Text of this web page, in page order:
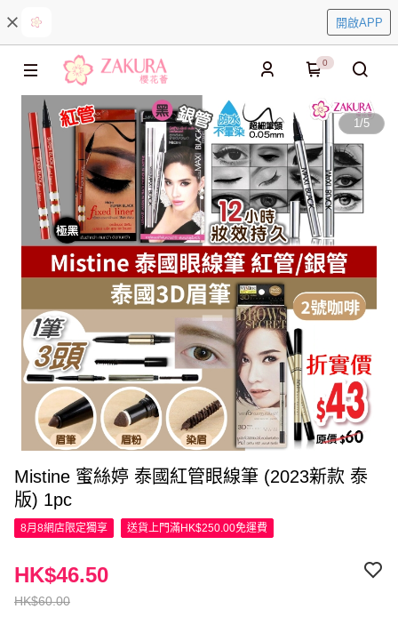
開啟APP
0
1/5
Mistine 蜜絲婷 泰國紅管眼線筆 (2023新款 泰
版) 1pc
8月8網店限定獨享 送貨上門滿HK$250.00免運費
HK$60.00
HK$46.50